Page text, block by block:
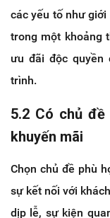
các yếu tố như
trong một khoảng
ưu đãi độc quyền
trình.
5.2 Có chủ
khuyến mãi
Chọn chủ đề phù
sự kết nối với
dịp lễ, sự kiện